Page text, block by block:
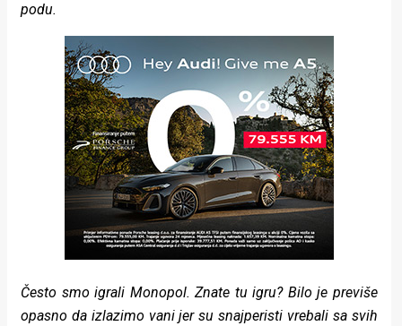
podu.
Često smo igrali Monopol. Znate tu igru? Bilo je previše
opasno da izlazimo vani jer su snajperisti vrebali sa svih